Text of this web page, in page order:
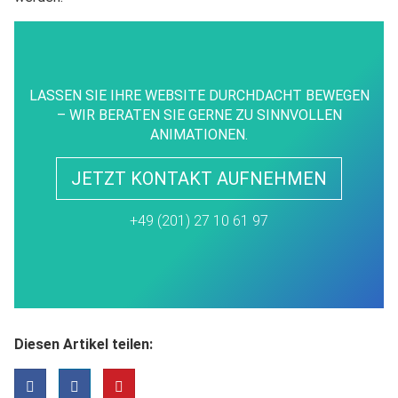
LASSEN SIE IHRE WEBSITE DURCHDACHT BEWEGEN
– WIR BERATEN SIE GERNE ZU SINNVOLLEN
ANIMATIONEN.
JETZT KONTAKT AUFNEHMEN
+49 (201) 27 10 61 97
Diesen Artikel teilen: